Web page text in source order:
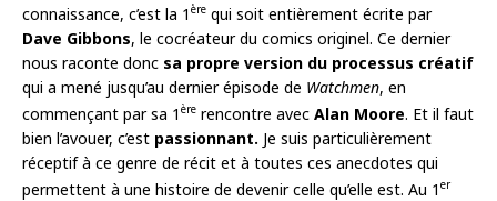
connaissance, c’est la 1 ère qui soit entièrement écrite par
Dave Gibbons, le cocréateur du comics originel. Ce dernier
nous raconte donc sa propre version du processus créatif
qui a mené jusqu’au dernier épisode de Watchmen, en
commençant par sa 1 ère rencontre avec Alan Moore. Et il faut
bien l’avouer, c’est passionnant. Je suis particulièrement
réceptif à ce genre de récit et à toutes ces anecdotes qui
permettent à une histoire de devenir celle qu’elle est. Au 1 er